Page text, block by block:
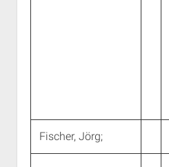
Fischer, Jörg;